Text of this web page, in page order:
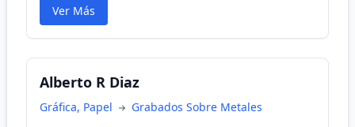
Ver Más
Alberto R Diaz
Gráfica, Papel
Grabados Sobre Metales